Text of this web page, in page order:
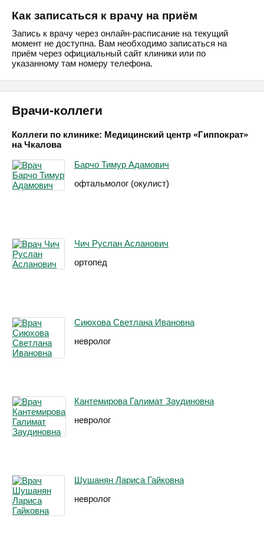
Как записаться к врачу на приём
Запись к врачу через онлайн-расписание на текущий
момент не доступна. Вам необходимо записаться на
приём через официальный сайт клиники или по
указанному там номеру телефона.
Врачи-коллеги
Коллеги по клинике: Медицинский центр «Гиппократ»
на Чкалова
Барчо Тимур Адамович
офтальмолог (окулист)
Чич Руслан Асланович
ортопед
Сиюхова Светлана Ивановна
невролог
Кантемирова Галимат Заудиновна
невролог
Шушанян Лариса Гайковна
невролог